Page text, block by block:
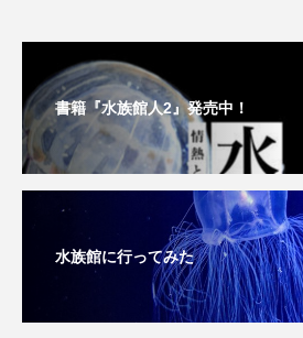
ソトオリイワシ
タイコウチ タイドプール
タカラガイ タガメ タコ
タチウオ タ
タラバガニ ダイオウイカ
ダイサギ ダンゴウオ
書籍『水族館人2』発売中！
水族館に行ってみた